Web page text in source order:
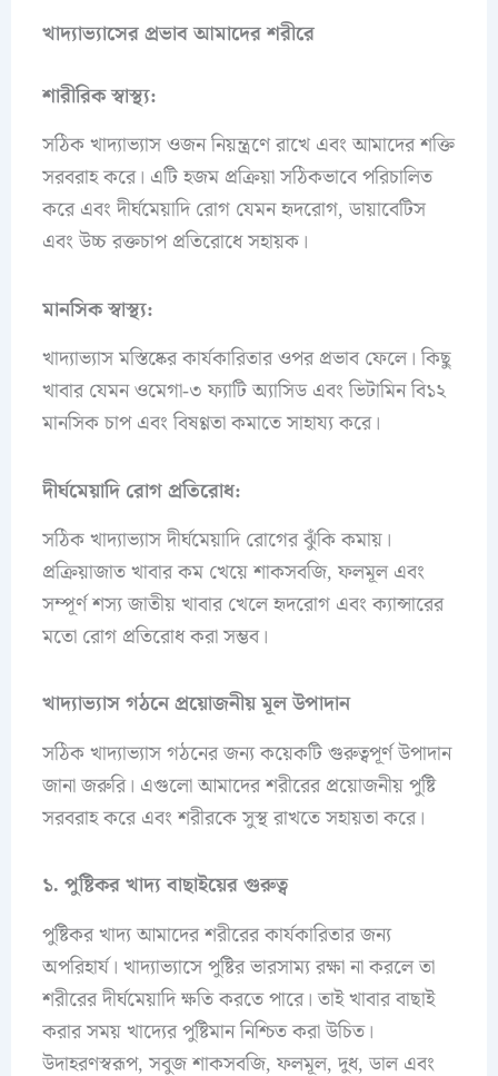
খাদ্যাভ্যাসের প্রভাব আমাদের শরীরে
শারীরিক স্বাস্থ্য:
সঠিক খাদ্যাভ্যাস ওজন নিয়ন্ত্রণে রাখে এবং আমাদের শক্তি
সরবরাহ করে। এটি হজম প্রক্রিয়া সঠিকভাবে পরিচালিত
করে এবং দীর্ঘমেয়াদি রোগ যেমন হৃদরোগ, ডায়াবেটিস
এবং উচ্চ রক্তচাপ প্রতিরোধে সহায়ক।
মানসিক স্বাস্থ্য:
খাদ্যাভ্যাস মস্তিষ্কের কার্যকারিতার ওপর প্রভাব ফেলে। কিছু
খাবার যেমন ওমেগা-৩ ফ্যাটি অ্যাসিড এবং ভিটামিন বি১২
মানসিক চাপ এবং বিষণ্ণতা কমাতে সাহায্য করে।
দীর্ঘমেয়াদি রোগ প্রতিরোধ:
সঠিক খাদ্যাভ্যাস দীর্ঘমেয়াদি রোগের ঝুঁকি কমায়।
প্রক্রিয়াজাত খাবার কম খেয়ে শাকসবজি, ফলমূল এবং
সম্পূর্ণ শস্য জাতীয় খাবার খেলে হৃদরোগ এবং ক্যান্সারের
মতো রোগ প্রতিরোধ করা সম্ভব।
খাদ্যাভ্যাস গঠনে প্রয়োজনীয় মূল উপাদান
সঠিক খাদ্যাভ্যাস গঠনের জন্য কয়েকটি গুরুত্বপূর্ণ উপাদান
জানা জরুরি। এগুলো আমাদের শরীরের প্রয়োজনীয় পুষ্টি
সরবরাহ করে এবং শরীরকে সুস্থ রাখতে সহায়তা করে।
১. পুষ্টিকর খাদ্য বাছাইয়ের গুরুত্ব
পুষ্টিকর খাদ্য আমাদের শরীরের কার্যকারিতার জন্য
অপরিহার্য। খাদ্যাভ্যাসে পুষ্টির ভারসাম্য রক্ষা না করলে তা
শরীরের দীর্ঘমেয়াদি ক্ষতি করতে পারে। তাই খাবার বাছাই
করার সময় খাদ্যের পুষ্টিমান নিশ্চিত করা উচিত।
উদাহরণস্বরূপ, সবুজ শাকসবজি, ফলমূল, দুধ, ডাল এবং